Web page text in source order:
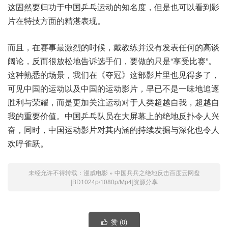
这固然要归功于中国乒乓运动的知名度，但是也可以看到影
片在特技方面的精湛表现。
而且，在赛事最激烈的时候，戴教练并没有发表任何的高谈
阔论，反而很放松地告诉选手们，要做的只是“享受比赛”。
这种熟悉的场景，我们在《夺冠》这部影片里也见得多了，
可见中国的运动以及中国的运动影片，早已不是一味地追逐
胜利与荣耀，而是更加关注运动对于人类超越自我，超越自
我的重要价值。中国乒乓队员在大屏幕上的绝地反扑令人兴
奋，同时，中国运动影片对其内涵的持续发掘与深化也令人
欢呼雀跃。
未经允许不得转载： 漫威电影 » 中国兵兵之绝地反击百度云网盘
[BD1024p/1080p/Mp4]资源分享
 赞 (0)